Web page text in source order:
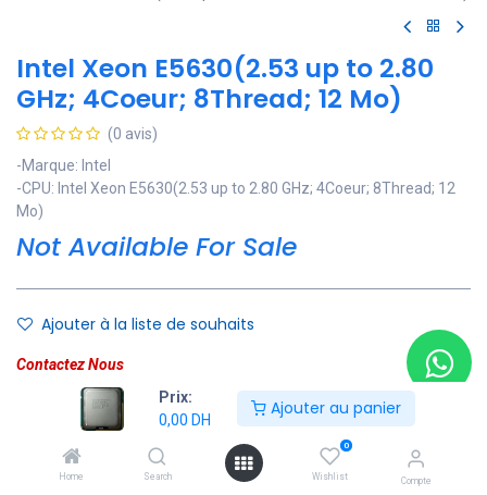
Prix:
0,00 DH
Ajouter au panier
Home Search
0
Wishlist Compte
Intel Xeon E5630(2.53 up to 2.80
GHz; 4Coeur; 8Thread; 12 Mo)
(0 avis)
-Marque: Intel
-CPU: Intel Xeon E5630(2.53 up to 2.80 GHz; 4Coeur; 8Thread; 12
Mo)
Not Available For Sale
Ajouter à la liste de souhaits
Contactez Nous
Soyez averti lorsque le produit est de nouveau en stock
Enregistrer pour plus tard